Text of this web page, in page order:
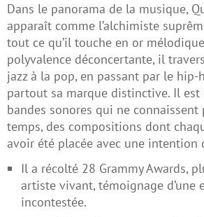
Dans le panorama de la musique,
apparaît comme l’alchimiste
tout ce qu’il touche en or
polyvalence déconcertante, il
jazz à la pop, en passant par le
partout sa marque distinctive. Il est
bandes sonores qui ne connaissent
temps, des compositions dont
avoir été placée avec une intention
Il a récolté 28 Grammy Awards,
artiste vivant, témoignage d’une
incontestée.